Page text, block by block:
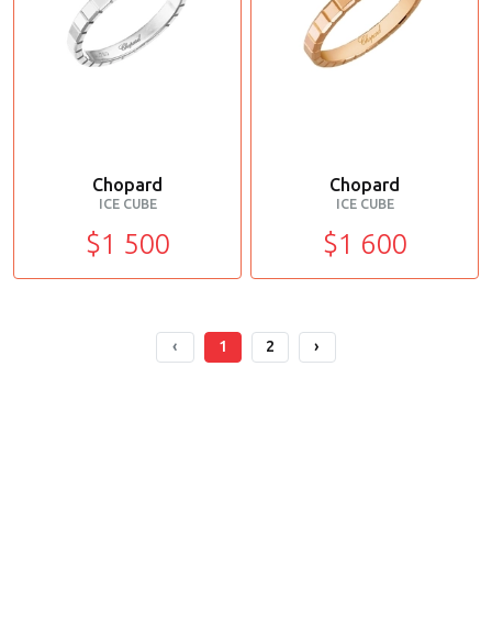
Chopard
ICE CUBE
$1 500
Chopard
ICE CUBE
$1 600
‹ 1 2 ›